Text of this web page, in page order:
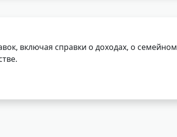
включая справки о доходах, о семейном